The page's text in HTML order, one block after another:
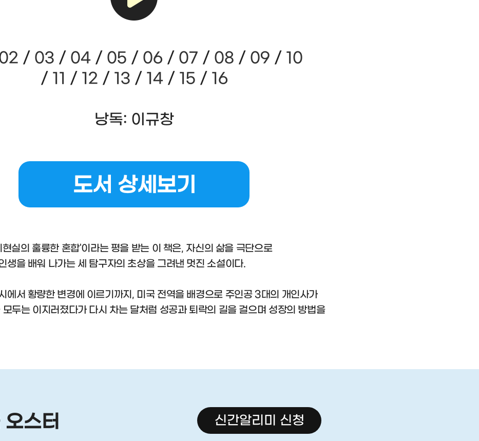
/ 03 / 04/ 05 / 06 / 07 / 08 / 09 / 10
/ 11 / 12 / 13 / 14/ 15 / 16
낭독: 이규창
도서 상세보기
실의 훌륭한 혼합'이라는 평을 받는 이 책은, 자신의 삶을 극단으로
생을 배워 나가는 세 탐구자의 초상을 그려낸 멋진 소설이다.
에서 황량한 변경에 이르기까지, 미국 전역을 배경으로 주인공 3대의 개인사가
모두는 이지러졌다가 다시 차는 달처럼 성공과 퇴락의 길을 걸으며 성장의 방법을
오스터 신간알리미 신청